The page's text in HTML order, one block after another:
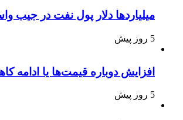
میلیاردها دلار پول نفت در جیب
5 روز پیش
افزایش دوباره قیمت‌ها یا ادامه
5 روز پیش